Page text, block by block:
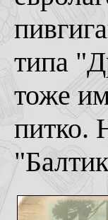
типа
тоже
питко.